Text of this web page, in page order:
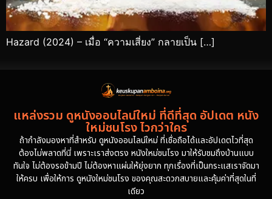
Hazard (2024) – เมื่อ “ความเสี่ยง” กลายเป็น […]
แหล่งรวม ดูหนังออนไลน์ใหม่ ที่ดีที่สุด อัปเดต หนัง
ใหม่ชนโรง ไวกว่าใคร
ถ้ากำลังมองหาที่สำหรับ ดูหนังออนไลน์ใหม่ ที่เชื่อถือได้และอัปเดตไวที่สุด
ต้องไม่พลาดที่นี่ เพราะเราส่งตรง หนังใหม่ชนโรง มาให้รับชมถึงบ้านแบบ
ทันใจ ไม่ต้องรอข้ามปี ไม่ต้องหาแผ่นให้ยุ่งยาก ทุกเรื่องที่เป็นกระแสเราจัดมา
ให้ครบ เพื่อให้การ ดูหนังใหม่ชนโรง ของคุณสะดวกสบายและคุ้มค่าที่สุดในที่
เดียว